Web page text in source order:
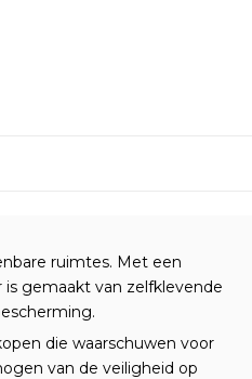
ruimtes. Met een
gemaakt van zelfklevende
die waarschuwen voor
van de veiligheid op